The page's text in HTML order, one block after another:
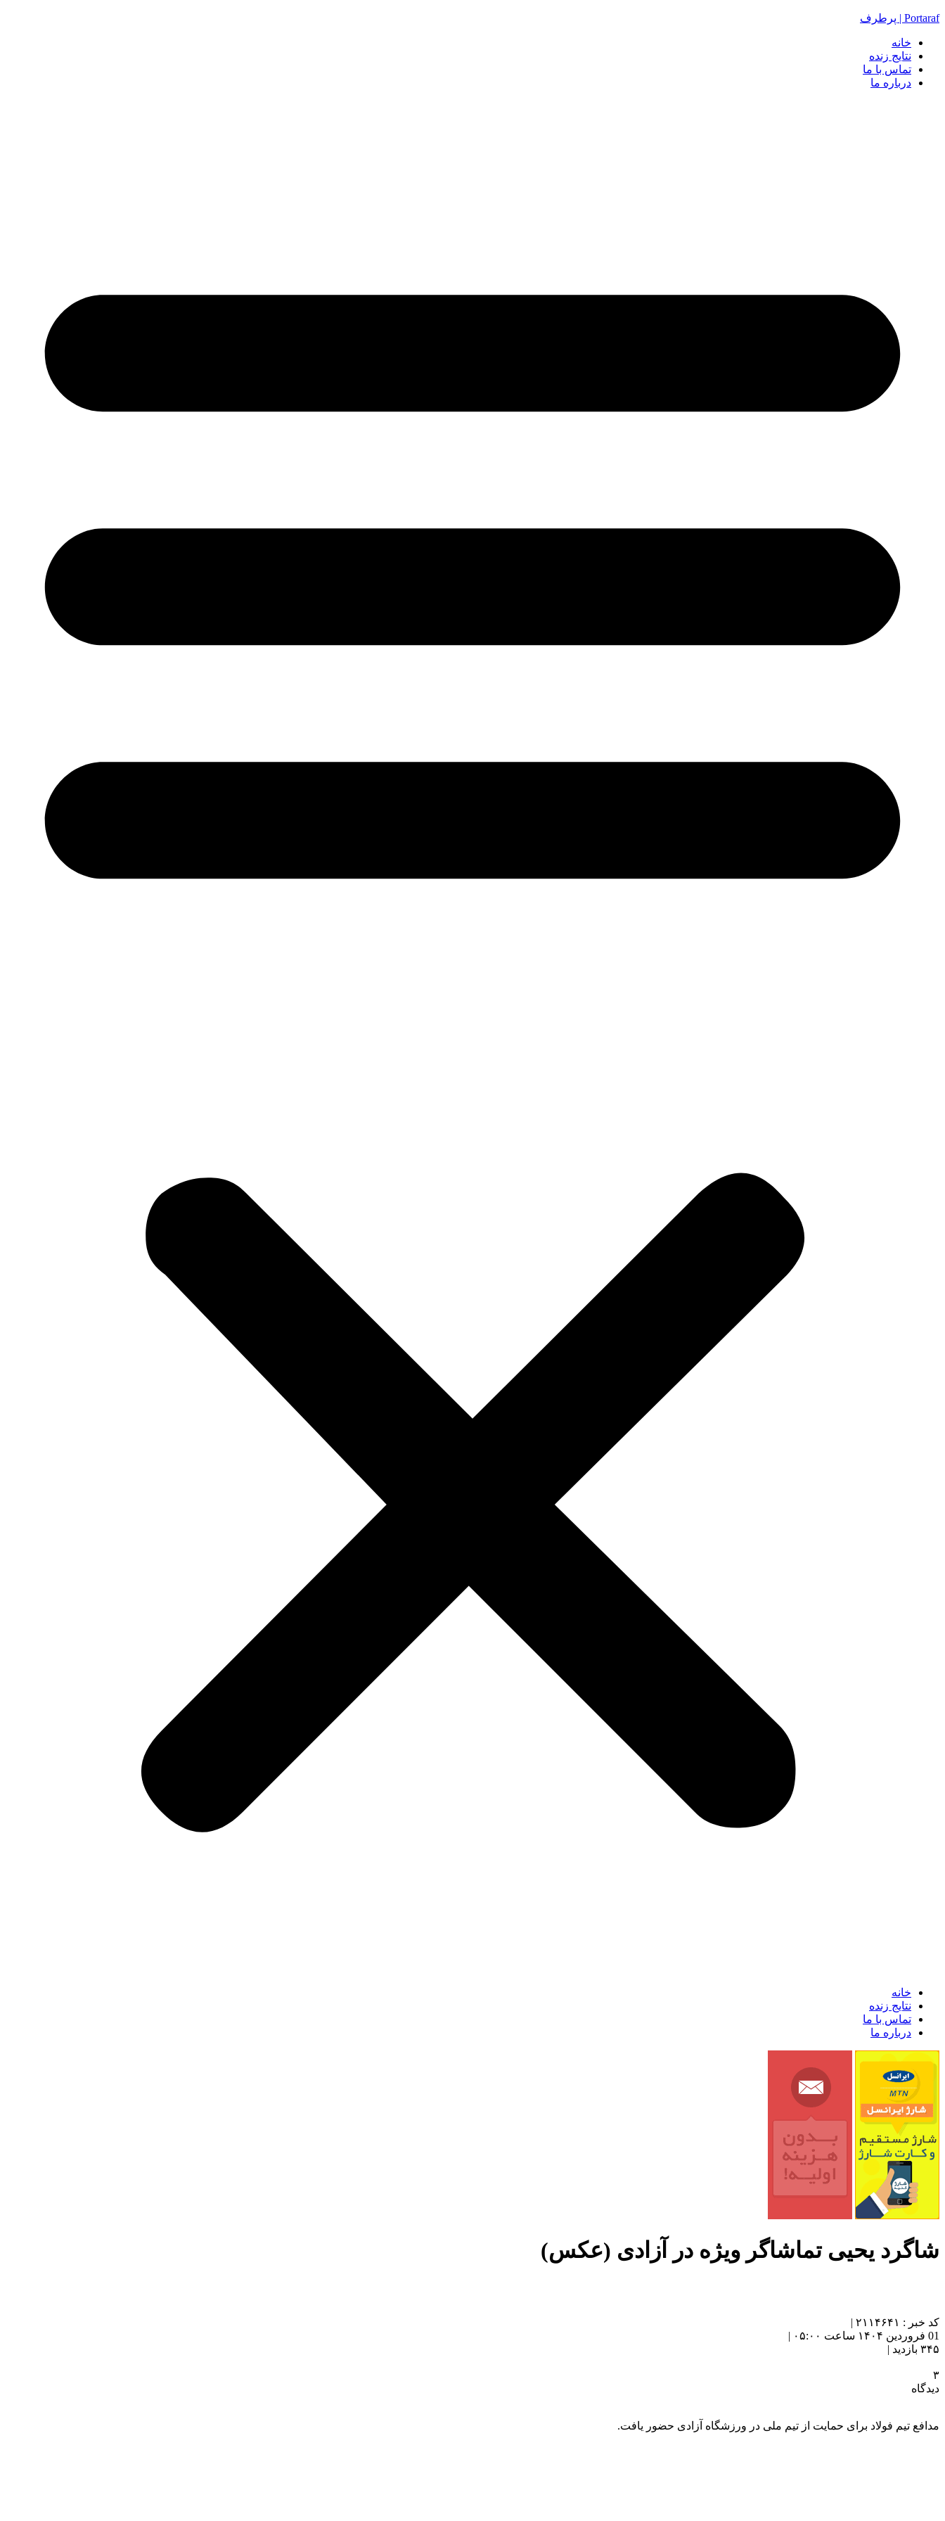
Portaraf | پرطرف
خانه
نتایج زنده
تماس با ما
درباره ما
خانه
نتایج زنده
تماس با ما
درباره ما
شاگرد یحیی تماشاگر ویژه در آزادی (عکس)
کد خبر : ۲۱۱۴۶۴۱ |
01 فروردین ۱۴۰۴ ساعت ۰۵:۰۰ |
۳۴۵ بازدید |
۳
دیدگاه
مدافع تیم فولاد برای حمایت از تیم ملی در ورزشگاه آزادی حضور یافت.